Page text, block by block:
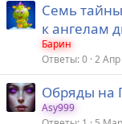
Семь
к ангелам
Барин
Ответы 0 2
Обряды на
Asy999